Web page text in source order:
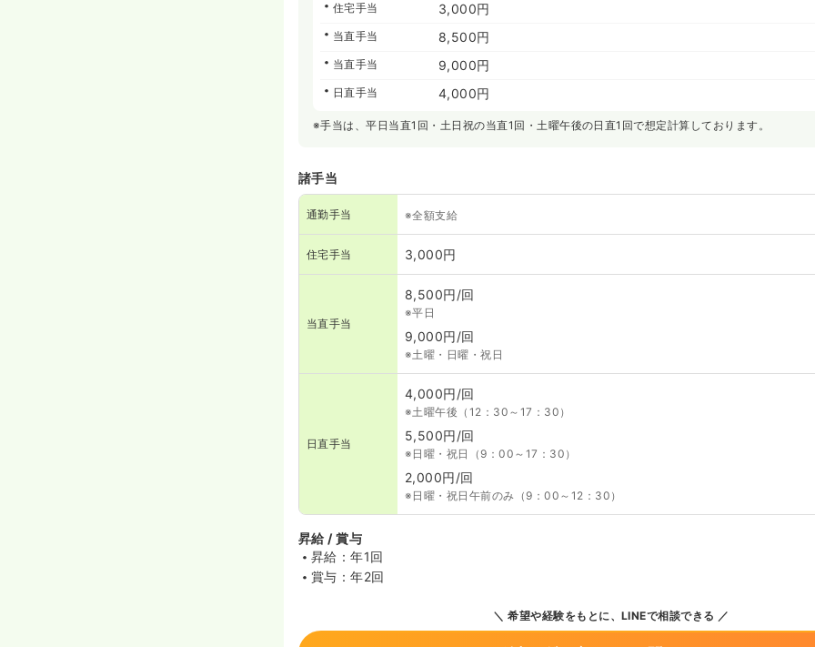
住宅手当 3,000円
当直手当 8,500円
当直手当 9,000円
日直手当 4,000円
※手当は、平日当直1回・土日祝の当直1回・土曜午後の日直1回で想定計算しております。
諸手当
通勤手当 ※全額支給
住宅手当 3,000円
当直手当
8,500円/回
※平日
9,000円/回
※土曜・日曜・祝日
日直手当
4,000円/回
※土曜午後（12：30～17：30）
5,500円/回
※日曜・祝日（9：00～17：30）
2,000円/回
※日曜・祝日午前のみ（9：00～12：30）
昇給 / 賞与
昇給：年1回
賞与：年2回
希望や経験をもとに、LINEで相談できる